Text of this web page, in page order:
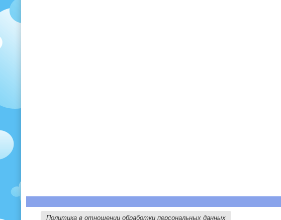
Политика в отношении обработки персональных данных